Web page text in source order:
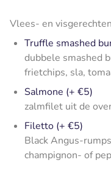
Vlees- en
Truffle smashed
dubbele smashed
frietchips, sla,
Salmone (+ €5)
zalmfilet uit de
Filetto (+ €5)
Black Angus-
champignon- of